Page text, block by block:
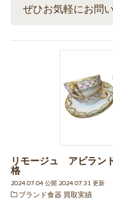
ぜひお気軽にお問
リモージュ アビラン
格
2024.07.04 公開 2024.07.31 更新
ブランド食器 買取実績